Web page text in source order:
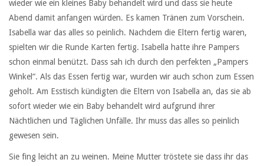
wieder wie ein kleines Baby behandelt wird und dass sie heute
Abend damit anfangen würden. Es kamen Tränen zum Vorschein.
Isabella war das alles so peinlich. Nachdem die Eltern fertig waren,
spielten wir die Runde Karten fertig. Isabella hatte ihre Pampers
schon einmal benützt. Dass sah ich durch den perfekten „Pampers
Winkel“. Als das Essen fertig war, wurden wir auch schon zum Essen
geholt. Am Esstisch kündigten die Eltern von Isabella an, das sie ab
sofort wieder wie ein Baby behandelt wird aufgrund ihrer
Nächtlichen und Täglichen Unfälle. Ihr muss das alles so peinlich
gewesen sein.
Sie fing leicht an zu weinen. Meine Mutter tröstete sie dass ihr das